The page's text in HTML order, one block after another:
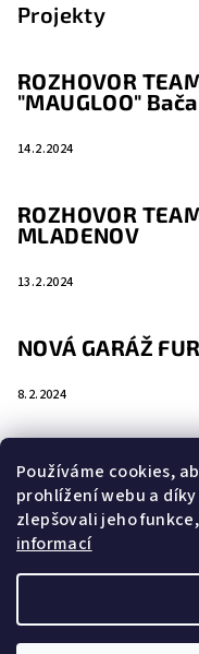
Používáme cookies,
prohlížení webu a
zlepšovali jeho
informací
Projekty
ROZHOVOR
"MAUGLOO" Bača
14.2.2024
ROZHOVOR
MLADENOV
13.2.2024
NOVÁ GARÁŽ
8.2.2024
Vyhledávání